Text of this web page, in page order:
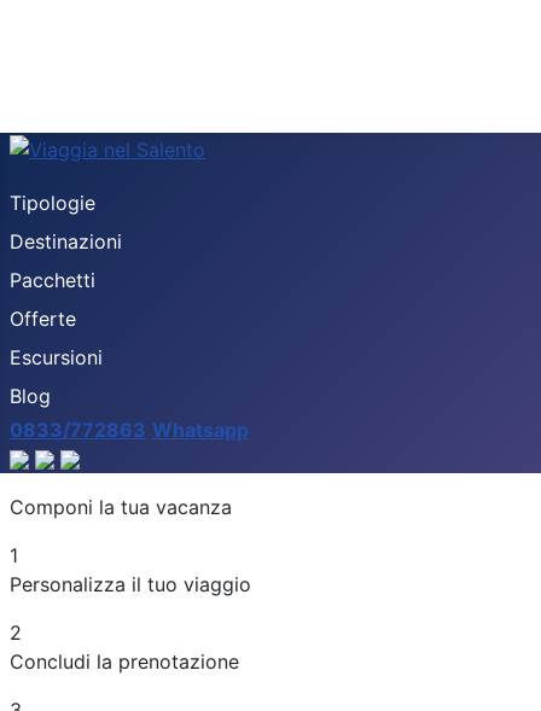
Tipologie
Destinazioni
Pacchetti
Offerte
Escursioni
Blog
0833/772863 Whatsapp
Tipologia
Periodo
Adulti
Bambini
Componi la tua vacanza
1
Personalizza il tuo viaggio
2
Concludi la prenotazione